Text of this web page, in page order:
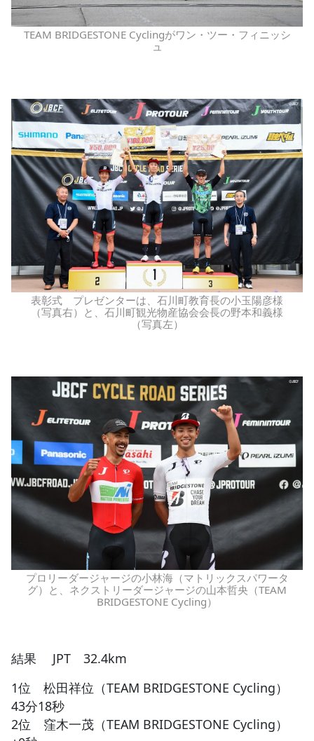
TEAM BRIDGESTONE Cyclingがワン・ツー・フィニッシ
ュ
表彰式 プレゼンターは、石川町教育長の小玉陽彦様
（写真右）と、石川町観光物産協会会長の野本和義様
（写真左）
プロリーダージャージの小林海（マトリックスパワータ
グ）と、ネクストリーダージャージの山本哲央（TEAM
BRIDGESTONE Cycling）
結果 JPT 32.4km
1位 松田祥位（TEAM BRIDGESTONE Cycling）
43分18秒
2位 窪木一茂（TEAM BRIDGESTONE Cycling）